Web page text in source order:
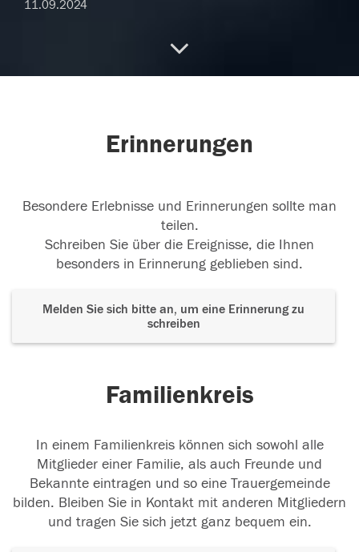
11.09.2024
Viel zu früh
Du hattest andere Pläne für deinen
Wir vermissen Dich!
Ruhe in Frieden lieber
08.09.2024
Erinnerungen
Besondere Erlebnisse und Erinnerungen sollte man
teilen.
Schreiben Sie über die Ereignisse, die Ihnen
besonders in Erinnerung geblieben sind.
Melden Sie sich bitte an, um eine Erinnerung zu
schreiben
Familienkreis
In einem Familienkreis können sich sowohl alle
Mitglieder einer Familie, als auch Freunde und
Bekannte eintragen und so eine Trauergemeinde
bilden. Bleiben Sie in Kontakt mit anderen Mitgliedern
und tragen Sie sich jetzt ganz bequem ein.